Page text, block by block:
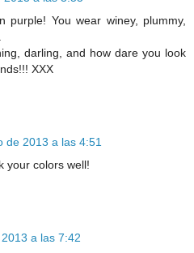
purple! You wear winey, plummy,
darling, and how dare you look
XXX
de 2013 a las 4:51
your colors well!
a las 7:42